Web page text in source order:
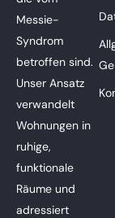
Messie-
Syndrom
betroffen sind.
Unser Ansatz
verwandelt
Wohnungen in
ruhige,
funktionale
Räume und
adressiert